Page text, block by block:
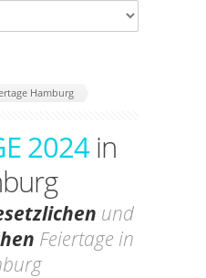
Hamburg
2024in
und
Feiertage in